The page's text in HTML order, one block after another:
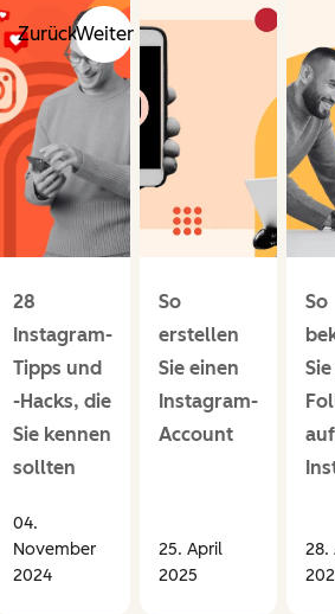
ZurückWeiter
28
Instagram-
Tipps und
-Hacks, die
Sie kennen
sollten
04.
November
2024
So
erstellen
Sie einen
Instagram-
Account
25. April
2025
So
auf
28.